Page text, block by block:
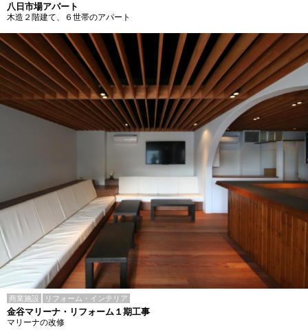
八日市場アパート
木造２階建て、６世帯のアパート
商業施設 リフォーム・インテリア
金谷マリーナ・リフォーム１期工事
マリーナの改修